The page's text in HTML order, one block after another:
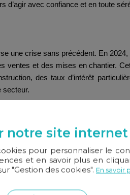
d’agir avec confiance et en toute
une crise sans précédent. En
ventes et des mises en chantier.
des taux d’intérêt
secteur.
le locatif
la baisse des transactions, avec
les particuliers qui avaient freiné
leurs offres ou se repositionner
dans les agences, marquant le
notre site internet
pour personnaliser le
et en savoir plus en
"Gestion des cookies". En savoir